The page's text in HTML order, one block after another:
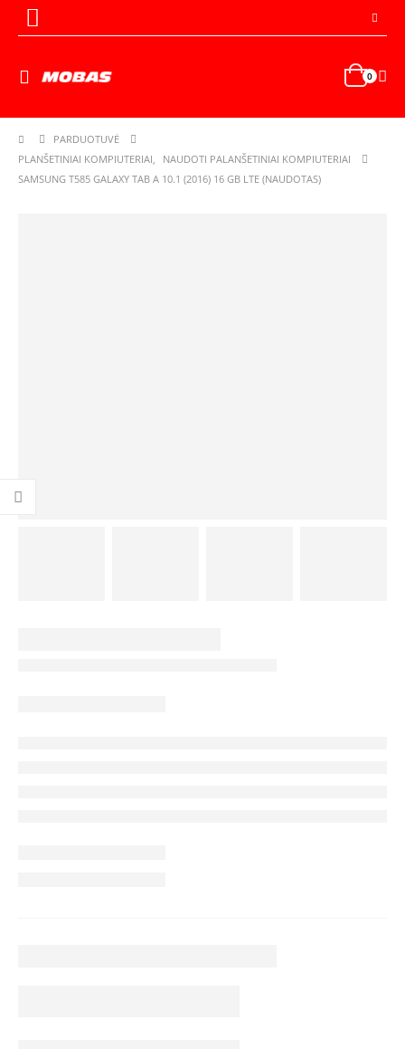
0
PARDUOTUVĖ
PLANŠETINIAI KOMPIUTERIAI,
NAUDOTI PALANŠETINIAI KOMPIUTERIAI
SAMSUNG T585 GALAXY TAB A 10.1 (2016) 16 GB LTE (NAUDOTAS)